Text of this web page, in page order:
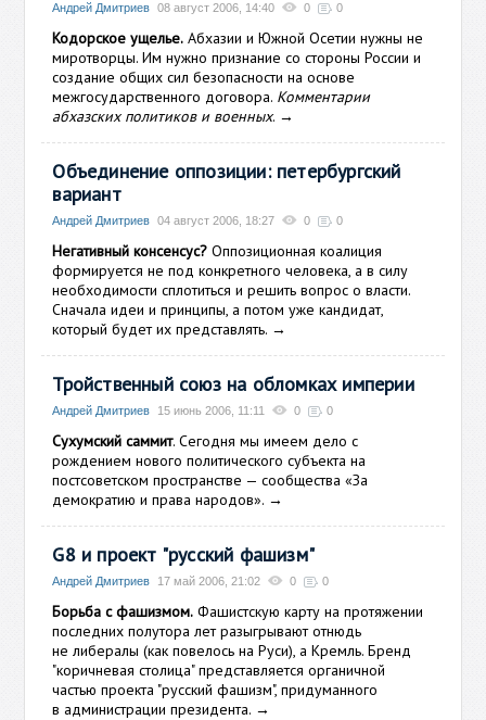
Андрей Дмитриев 08 август 2006, 14:40 0 0
Кодорское ущелье. Абхазии и Южной Осетии нужны не
миротворцы. Им нужно признание со стороны России и
создание общих сил безопасности на основе
межгосударственного договора. Комментарии
абхазских политиков и военных. →
Объединение оппозиции: петербургский
вариант
Андрей Дмитриев 04 август 2006, 18:27 0 0
Негативный консенсус? Оппозиционная коалиция
формируется не под конкретного человека, а в силу
необходимости сплотиться и решить вопрос о власти.
Сначала идеи и принципы, а потом уже кандидат,
который будет их представлять. →
Тройственный союз на обломках империи
Андрей Дмитриев 15 июнь 2006, 11:11 0 0
Сухумский саммит. Сегодня мы имеем дело с
рождением нового политического субъекта на
постсоветском пространстве — сообщества «За
демократию и права народов». →
G8 и проект "русский фашизм"
Андрей Дмитриев 17 май 2006, 21:02 0 0
Борьба с фашизмом. Фашистскую карту на протяжении
последних полутора лет разыгрывают отнюдь
не либералы (как повелось на Руси), а Кремль. Бренд
"коричневая столица" представляется органичной
частью проекта "русский фашизм", придуманного
в администрации президента. →